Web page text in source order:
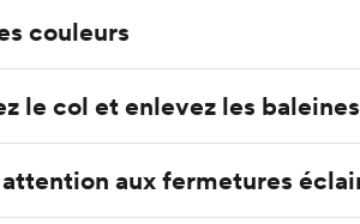
couleurs
le col et enlevez les baleines
attention aux fermetures